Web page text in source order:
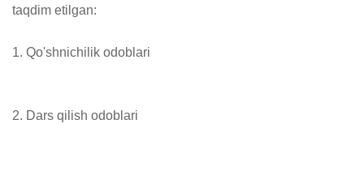
taqdim etilgan:
1. Qo'shnichilik odoblari
2. Dars qilish odoblari